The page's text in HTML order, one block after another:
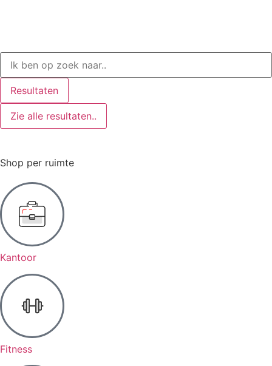
Resultaten
Zie alle resultaten..
Shop per ruimte
Kantoor
Fitness